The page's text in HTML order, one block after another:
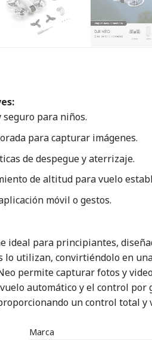
seguro para niños.
para capturar imágenes.
de despegue y aterrizaje.
de altitud para vuelo
móvil o gestos.
ideal para principiantes,
lo utilizan, convirtiéndolo en
permite capturar fotos y
automático y el control por
un control total
Marca